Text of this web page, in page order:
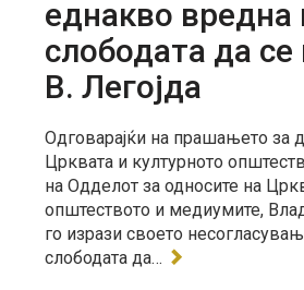
еднакво вредна
слободата да се
В. Легојда
Одговарајќи на прашањето за
Црквата и културното
на Одделот за односите на
општеството и медиумите,
го изрази своето
слободата да…